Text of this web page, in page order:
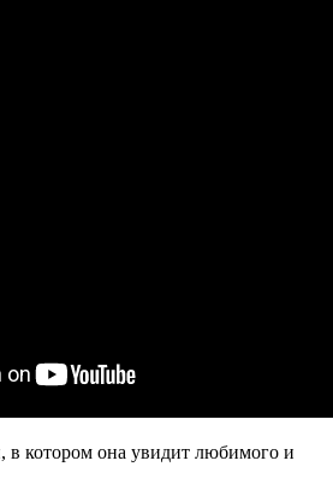
в котором она увидит любимого и